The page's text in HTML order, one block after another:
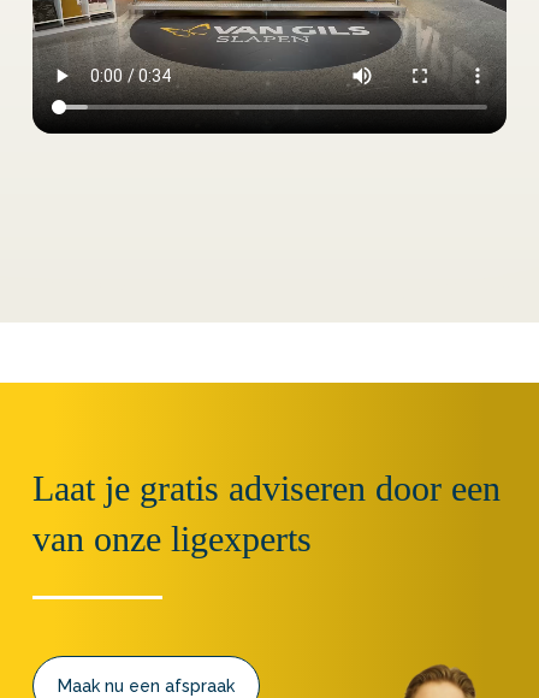
Laat je gratis adviseren door een
van onze ligexperts
Maak nu een afspraak